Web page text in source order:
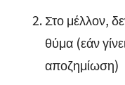
Στο μέλλον,
θύμα (εάν
αποζημίωση)